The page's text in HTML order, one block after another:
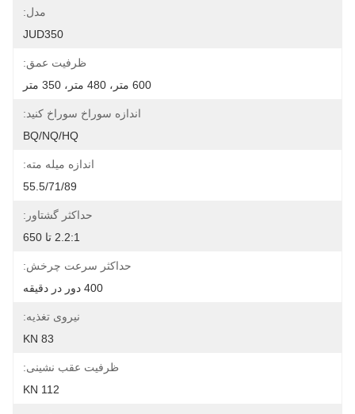
مدل:
JUD350
ظرفیت عمق:
600 متر، 480 متر، 350 متر
اندازه سوراخ سوراخ کنید:
BQ/NQ/HQ
اندازه میله مته:
55.5/71/89
حداکثر گشتاور:
2.2:1 تا 650
حداکثر سرعت چرخش:
400 دور در دقیقه
نیروی تغذیه:
83 KN
ظرفیت عقب نشینی:
112 KN